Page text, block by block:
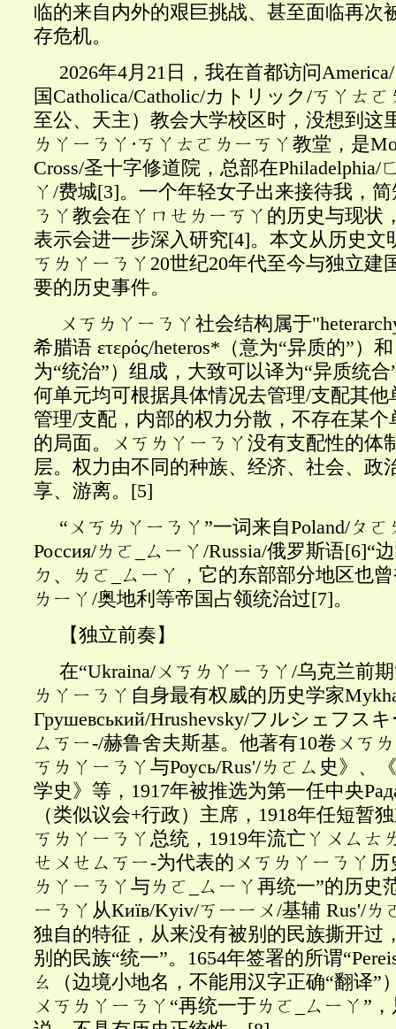
临的来自内外的艰巨挑战、甚至面临再次
存危机。
2026年4月21日，我在首都访问
国Catholica/Catholic/カトリック/ㄎㄚㄊ
至公、天主）教会大学校区时，没想到这
ㄌㄚㄧㄋㄚ·ㄎㄚㄊㄛㄌㄧㄎㄚ教堂，是
Cross/圣十字修道院，总部在Philadelphia/
ㄚ/费城[3]。一个年轻女子出来接待我，
ㄋㄚ教会在ㄚㄇㄝㄌㄧㄎㄚ的历史与现状
表示会进一步深入研究[4]。本文从历史文
ㄎㄌㄚㄧㄋㄚ20世纪20年代至今与独立建
要的历史事件。
ㄨㄎㄌㄚㄧㄋㄚ社会结构属于
希腊语 ετερός/heteros* （意为“异质的”）和
为“统治”）组成，大致可以译为“异质统合
何单元均可根据具体情况去管理/支配其他
管理/支配，内部的权力分散，不存在某
的局面。ㄨㄎㄌㄚㄧㄋㄚ没有支配性的体
层。权力由不同的种族、经济、社会、政
享、游离。 [5]
“ㄨㄎㄌㄚㄧㄋㄚ”一词来自Poland/ㄆ
Россия/ㄌㄛ_ㄙㄧㄚ/Russia/俄罗斯语[6]“
ㄉ、ㄌㄛ_ㄙㄧㄚ，它的东部部分地区也
ㄌㄧㄚ/奥地利等帝国占领统治过[7]。
【独立前奏】
在“Ukraina/ㄨㄎㄌㄚㄧㄋㄚ/乌克兰前
ㄌㄚㄧㄋㄚ自身最有权威的历史学家
Грушевський/Hrushevsky/フルシェフス
ㄙㄎㄧ-/赫鲁舍夫斯基。他著有10卷ㄨㄎ
ㄎㄌㄚㄧㄋㄚ与Роусь/Rus'/ㄌㄛㄙ史》、
学史》等，1917年被推选为第一任中央
（类似议会+行政）主席，1918年任短暂
ㄎㄌㄚㄧㄋㄚ总统，1919年流亡ㄚㄨㄙㄊ
ㄝㄨㄝㄙㄎㄧ-为代表的ㄨㄎㄌㄚㄧㄋㄚ
ㄌㄚㄧㄋㄚ与ㄌㄛ_ㄙㄧㄚ再统一”的历史
ㄧㄋㄚ从Київ/Kyiv/ㄎㄧㄧㄨ/基辅 Rus'/ㄌ
独自的特征，从来没有被别的民族撕开过
别的民族“统一”。1654年签署的所谓
ㄠ（边境小地名，不能用汉字正确“翻译”
ㄨㄎㄌㄚㄧㄋㄚ“再统一于ㄌㄛ_ㄙㄧㄚ”